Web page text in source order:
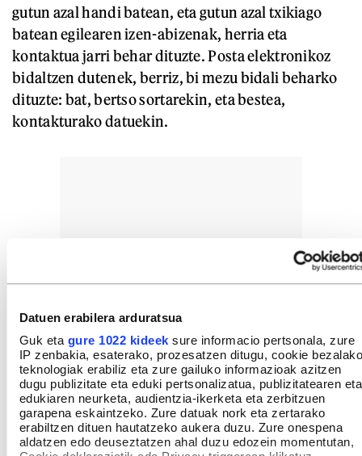
Datuen erabilera arduratsua
Guk eta gure 1022 kideek sure informacio pertsonala, zure
IP zenbakia, esaterako, prozesatzen ditugu, cookie bezalako
teknologiak erabiliz eta zure gailuko informazioak azitzen
dugu publizitate eta eduki pertsonalizatua, publizitatearen eta
edukiaren neurketa, audientzia-ikerketa eta zerbitzuen
garapena eskaintzeko. Zure datuak nork eta zertarako
erabiltzen dituen hautatzeko aukera duzu. Zure onespena
aldatzen edo deuseztatzen ahal duzu edozein momentutan,
gutun azal handi batean, eta gutun azal txikiago
batean egilearen izen-abizenak, herria eta
kontaktua jarri behar dituzte. Posta elektronikoz
bidaltzen dutenek, berriz, bi mezu bidali beharko
dituzte: bat, bertso sortarekin, eta bestea,
kontakturako datuekin.